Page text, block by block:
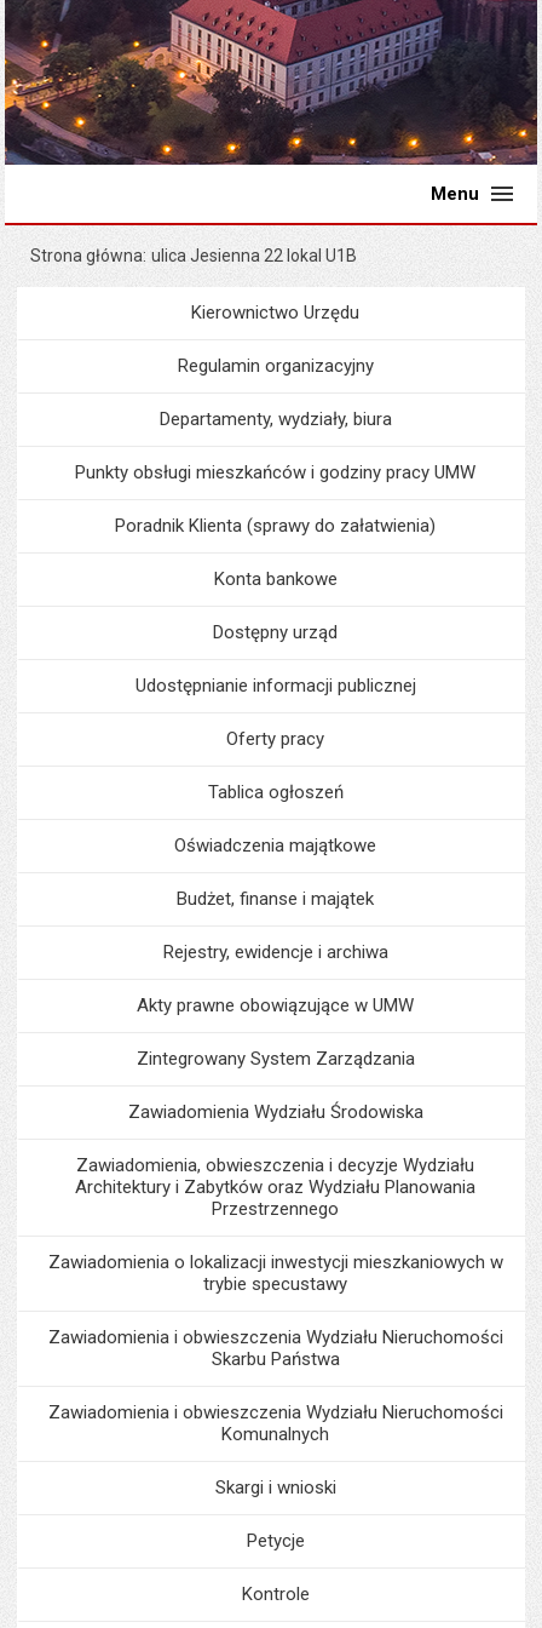
Menu
Strona główna ulica Jesienna 22 lokal U1B
MenuUrząd Miejski
Kierownictwo Urzędu
Regulamin organizacyjny
Departamenty, wydziały, biura
Punkty obsługi mieszkańców i godziny pracy UMW
Poradnik Klienta (sprawy do załatwienia)
Konta bankowe
Dostępny urząd
Udostępnianie informacji publicznej
Oferty pracy
Tablica ogłoszeń
Oświadczenia majątkowe
Budżet, finanse i majątek
Rejestry, ewidencje i archiwa
Akty prawne obowiązujące w UMW
Zintegrowany System Zarządzania
Zawiadomienia Wydziału Środowiska
Zawiadomienia, obwieszczenia i decyzje Wydziału
Architektury i Zabytków oraz Wydziału Planowania
Przestrzennego
Zawiadomienia o lokalizacji inwestycji mieszkaniowych w
trybie specustawy
Zawiadomienia i obwieszczenia Wydziału Nieruchomości
Skarbu Państwa
Zawiadomienia i obwieszczenia Wydziału Nieruchomości
Komunalnych
Skargi i wnioski
Petycje
Kontrole